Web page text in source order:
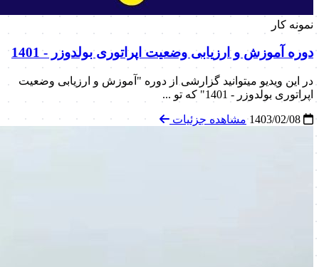
نمونه کار
دوره آموزش و ارزیابی وضعیت اپراتوری بولدوزر - 1401
در این ویدیو میتوانید گزارشی از دوره "آموزش و ارزیابی وضعیت
اپراتوری بولدوزر - 1401" که تو ...
مشاهده جزئیات